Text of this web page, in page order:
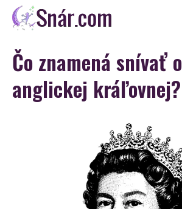
Skip
Snár
Čo znamená snívať o
anglickej kráľovnej?